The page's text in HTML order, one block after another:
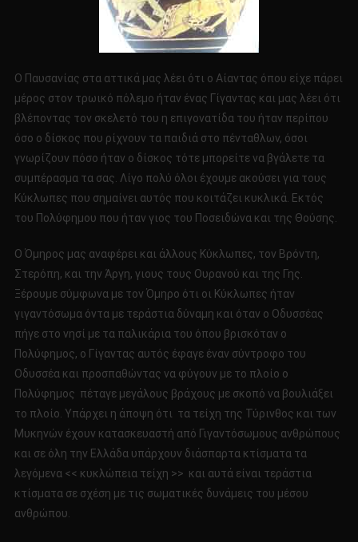
Ο Παυσανίας στα αττικά μας λέει ότι ο Αίαντας όπου είχε πάρει
μέρος στον τρωικό πόλεμο ήταν ένας Γίγαντας και μας λέει ότι
βλέποντας τον σκελετό του η επιγονατίδα του ήταν περίπου
όσο ο δίσκος που ρίχνουν τα παιδιά στο πένταθλων, όσοι
γνωρίζουν πόσο ήταν ο δίσκος τότε μπορείτε να βγάλετε τα
συμπέρασμα τα σας. Λίγο πολύ όλοι έχουμε ακούσει για τους
Κύκλωπες που σημαίνει αυτός που κοιτάζει κυκλικά. Εκτός
του Πολύφημου που ήταν γιος του Ποσειδώνα και της Θούσης.
Ο Όμηρος μας αναφέρει και άλλους Κύκλωπες, τον Βρόντη,
Στερόπη, και την Άργη, γιους τους Ουρανού και της Γης.
Ξέρουμε σύμφωνα με τον Όμηρο ότι οι Κύκλωπες ήταν
γιγαντόσωμα όντα με τεράστια δύναμη και όταν ο Οδυσσέας
πήγε στο νησί με τα παλικάρια του όπου βρισκόταν ο
Πολύφημος, ο Γίγαντας αυτός έφαγε έναν σύντροφο του
Οδυσσέα και προσπαθώντας να φύγουν με το πλοίο ο
Πολύφημος πέταγε μεγάλους βράχους με σκοπό να βουλιάξει
το πλοίο. Υπάρχει η άποψη ότι τα τείχη της Τύρινθος και των
Μυκηνών έχουν κατασκευαστή από Γιγαντόσωμους ανθρώπους
και σε όλη την Ελλάδα υπάρχουν διάσπαρτα κτίσματα τα
λεγόμενα << κυκλώπεια τείχη >> και αυτά είναι τεράστια
κτίσματα σε σχέση με τις σωματικές δυνάμεις του μέσου
ανθρώπου.